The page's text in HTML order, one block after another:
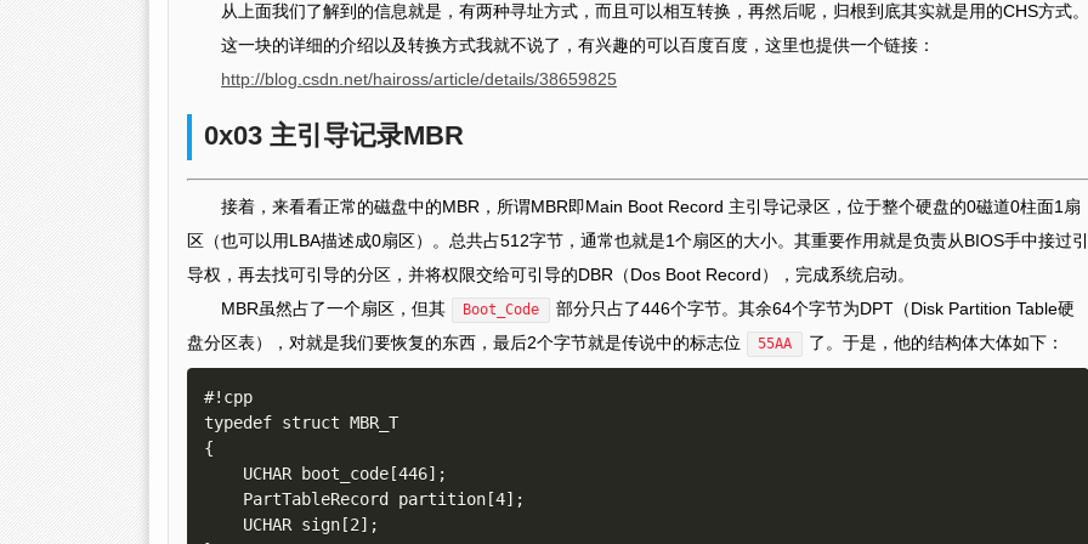
从上面我们了解到的信息就是，有两种寻址方式，而且可以相互转换，再然后呢，归根到底其实就是用的CHS方式。
这一块的详细的介绍以及转换方式我就不说了，有兴趣的可以百度百度，这里也提供一个链接：
http://blog.csdn.net/haiross/article/details/38659825
0x03 主引导记录MBR
接着，来看看正常的磁盘中的MBR，所谓MBR即Main Boot Record 主引导记录区，位于整个硬盘的0磁道0柱面1扇
区（也可以用LBA描述成0扇区）。总共占512字节，通常也就是1个扇区的大小。其重要作用就是负责从BIOS手中接过引
导权，再去找可引导的分区，并将权限交给可引导的DBR（Dos Boot Record），完成系统启动。
MBR虽然占了一个扇区，但其
Boot_Code
部分只占了446个字节。其余64个字节为DPT（Disk Partition Table硬
盘分区表），对就是我们要恢复的东西，最后2个字节就是传说中的标志位
55AA 了。于是，他的结构体大体如下：
#!cpp
typedef struct MBR_T
{